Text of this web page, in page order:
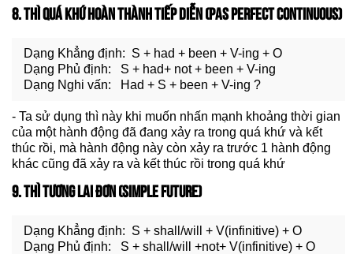
8. THÌ QUÁ KHỨ HOÀN THÀNH TIẾP DIỄN (PAS PERFECT CONTINUOUS)
Dạng Khẳng định: S + had + been + V-ing + O
Dạng Phủ định: S + had+ not + been + V-ing
Dạng Nghi vấn: Had + S + been + V-ing ?
- Ta sử dụng thì này khi muốn nhấn mạnh khoảng thời gian
của một hành động đã đang xảy ra trong quá khứ và kết
thúc rồi, mà hành động này còn xảy ra trước 1 hành động
khác cũng đã xảy ra và kết thúc rồi trong quá khứ
9. THÌ TƯƠNG LAI ĐƠN (SIMPLE FUTURE)
Dạng Khẳng định: S + shall/will + V(infinitive) + O
Dạng Phủ định: S + shall/will +not+ V(infinitive) + O